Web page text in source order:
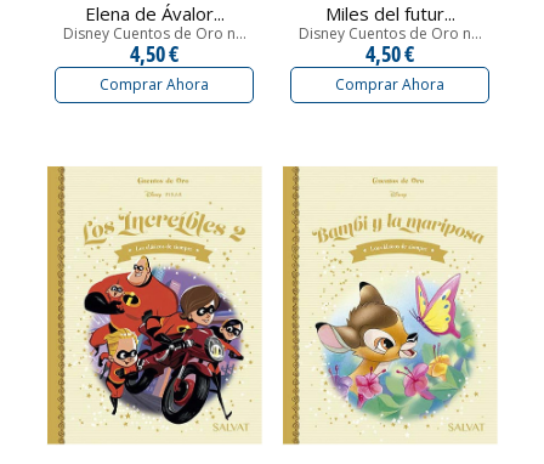
Elena de Ávalor...
Disney Cuentos de Oro n...
4,50 €
Comprar Ahora
Miles del futur...
Disney Cuentos de Oro n...
4,50 €
Comprar Ahora